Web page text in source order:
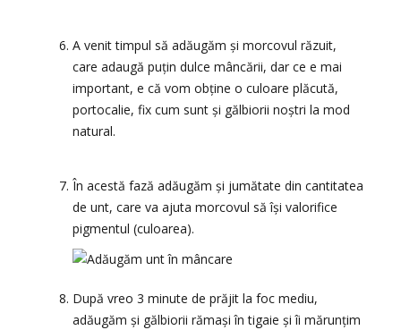
A venit timpul să adăugăm și morcovul răzuit,
care adaugă puțin dulce mâncării, dar ce e mai
important, e că vom obține o culoare plăcută,
portocalie, fix cum sunt și gălbiorii noștri la mod
natural.
În acestă fază adăugăm și jumătate din cantitatea
de unt, care va ajuta morcovul să își valorifice
pigmentul (culoarea).
După vreo 3 minute de prăjit la foc mediu,
adăugăm și gălbiorii rămași în tigaie și îi mărunțim